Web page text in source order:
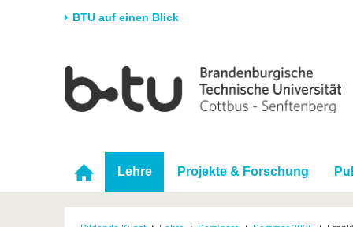
BTU auf einen Blick
Universität
Karriere & Engagement
Partnerschaften &
Strukturwandel
Forschung
Förderung
Wissenschaftlicher
Nachwuchs
Im
Lehre Projekte & Forschung